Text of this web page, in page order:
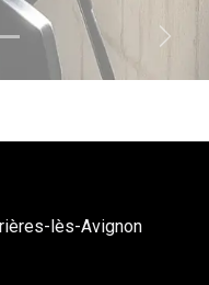
lès-Avignon